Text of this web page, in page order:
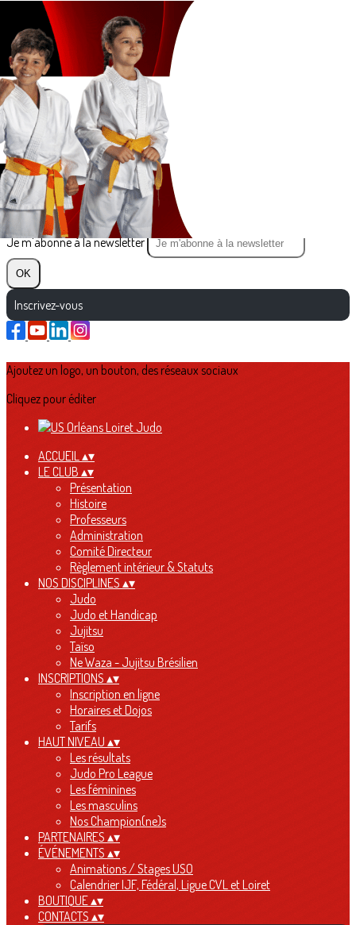
Exporter les lignes sélectionnées
Exporter toutes les colonnes
Exporter uniquement les colonnes affichées
Menu
?>
Images de la page d'accueil
Cliquez pour éditer
Texte, bouton et/ou inscription à la newsletter
Cliquez pour éditer
Je m'abonne à la newsletter
OK
Inscrivez-vous
Ajoutez un logo, un bouton, des réseaux sociaux
Cliquez pour éditer
ACCUEIL▴▾
LE CLUB ▴▾
Présentation
Histoire
Professeurs
Administration
Comité Directeur
Règlement intérieur & Statuts
NOS DISCIPLINES ▴▾
Judo
Judo et Handicap
Jujitsu
Taïso
Ne Waza - Jujitsu Brésilien
INSCRIPTIONS ▴▾
Inscription en ligne
Horaires et Dojos
Tarifs
HAUT NIVEAU ▴▾
Les résultats
Judo Pro League
Les féminines
Les masculins
Nos Champion(ne)s
PARTENAIRES ▴▾
ÉVÉNEMENTS ▴▾
Animations / Stages USO
Calendrier IJF, Fédéral, Ligue CVL et Loiret
BOUTIQUE▴▾
CONTACTS ▴▾